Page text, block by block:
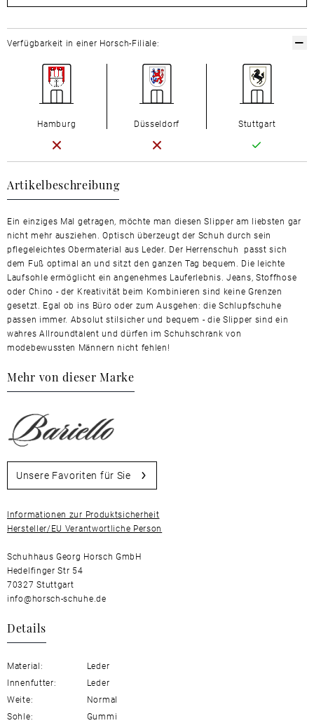
Artikelbeschreibung
Ein einziges Mal getragen, möchte man diesen Slipper am liebsten gar
nicht mehr ausziehen. Optisch überzeugt der Schuh durch sein
pflegeleichtes Obermaterial aus Leder. Der Herrenschuh passt sich
dem Fuß optimal an und sitzt den ganzen Tag bequem. Die leichte
Laufsohle ermöglicht ein angenehmes Lauferlebnis. Jeans, Stoffhose
oder Chino - der Kreativität beim Kombinieren sind keine Grenzen
gesetzt. Egal ob ins Büro oder zum Ausgehen: die Schlupfschuhe
passen immer. Absolut stilsicher und bequem - die Slipper sind ein
wahres Allroundtalent und dürfen im Schuhschrank von
modebewussten Männern nicht fehlen!
Mehr von dieser Marke
Unsere Favoriten für Sie
Informationen zur Produktsicherheit
Hersteller/EU Verantwortliche Person
Schuhhaus Georg Horsch GmbH
Hedelfinger Str 54
70327 Stuttgart
info@horsch-schuhe.de
Details
Material:
Leder
Innenfutter:
Leder
Weite:
Normal
Sohle:
Gummi
Verfügbarkeit in einer Horsch-Filiale:
Hamburg Düsseldorf Stuttgart